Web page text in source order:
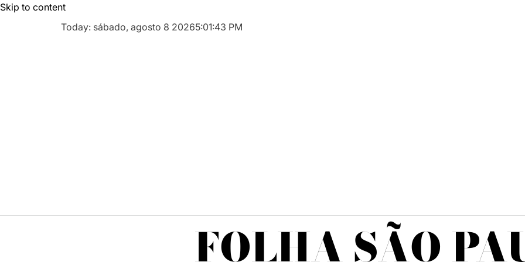
Skip to content
Today: sábado, agosto 8 20265:01:44 PM
FOLHA SÃO